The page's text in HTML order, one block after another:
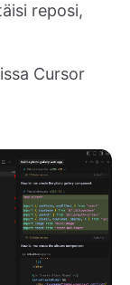
reposi,
Cursor